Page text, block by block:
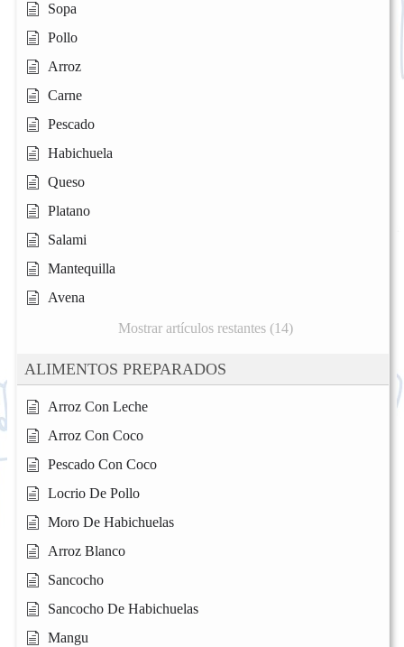
Sopa
Pollo
Arroz
Carne
Pescado
Habichuela
Queso
Platano
Salami
Mantequilla
Avena
Mostrar artículos restantes (14)
ALIMENTOS PREPARADOS
Arroz Con Leche
Arroz Con Coco
Pescado Con Coco
Locrio De Pollo
Moro De Habichuelas
Arroz Blanco
Sancocho
Sancocho De Habichuelas
Mangu